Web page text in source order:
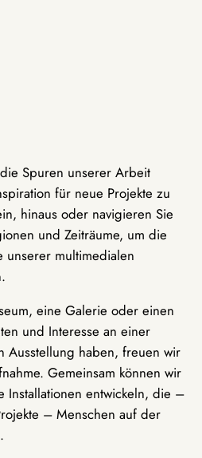
Spuren unserer Arbeit
für neue Projekte zu
hinaus oder navigieren Sie
und Zeiträume, um die
unserer multimedialen
eine Galerie oder einen
und Interesse an einer
Ausstellung haben, freuen wir
Gemeinsam können wir
Installationen entwickeln, die –
– Menschen auf der